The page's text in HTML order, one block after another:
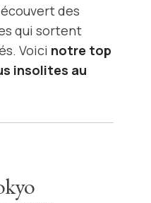
des
qui sortent
Voici notre top
insolites au